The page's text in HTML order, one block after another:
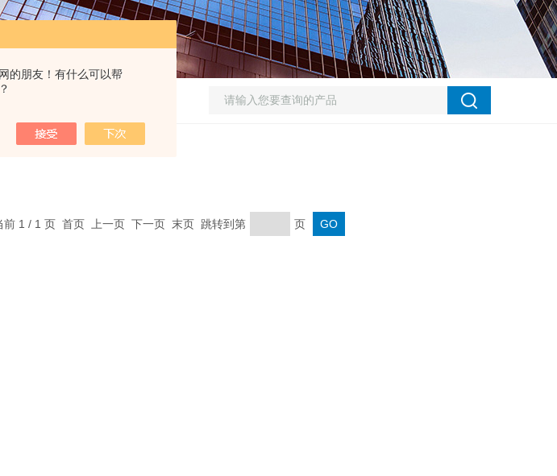
的朋友！有什么可以帮
前 1 / 1 页 首页 上一页 下一页 末页 跳转到第 页